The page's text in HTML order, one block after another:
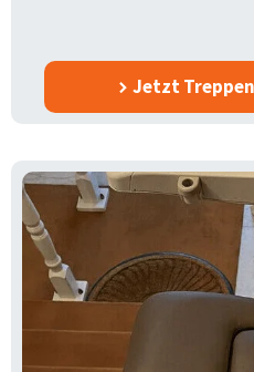
Jetzt